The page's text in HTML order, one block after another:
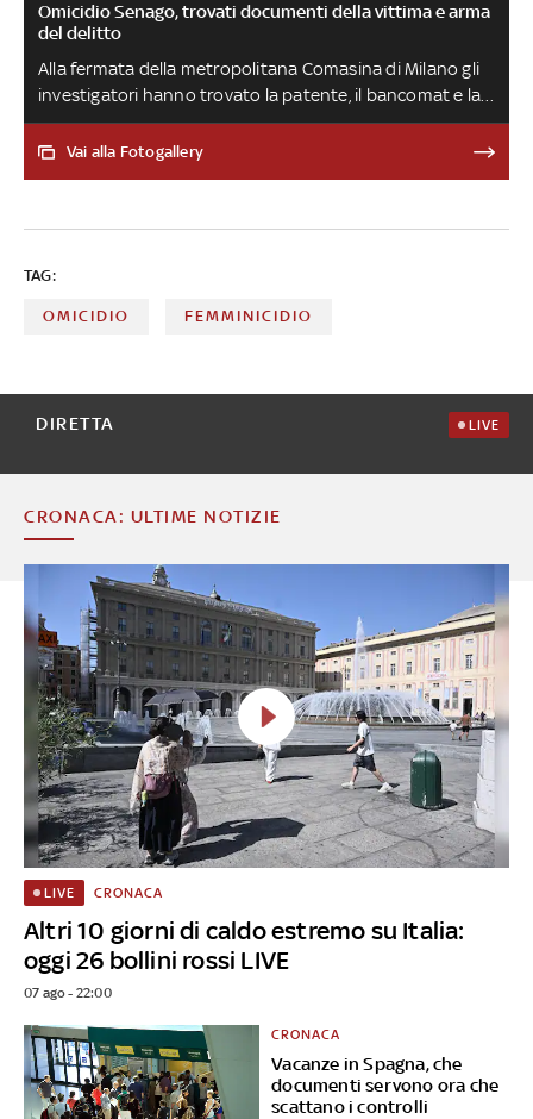
Omicidio Senago, trovati documenti della vittima e arma
del delitto
Alla fermata della metropolitana Comasina di Milano gli
investigatori hanno trovato la patente, il bancomat e la
carta di credito della 29enne incinta di sette mesi uccisa
dal fidanzato Alessandro Impagnatiello. Altri rilievi
trovata l'arma indicata come quella del delitto
Vai alla Fotogallery
TAG:
OMICIDIO FEMMINICIDIO
DIRETTA LIVE
CRONACA: ULTIME NOTIZIE
Altri 10 giorni di caldo estremo su Italia:
oggi 26 bollini rossi LIVE
LIVE CRONACA
07 ago - 22:00
Vacanze in Spagna, che
documenti servono ora che
scattano i controlli
CRONACA